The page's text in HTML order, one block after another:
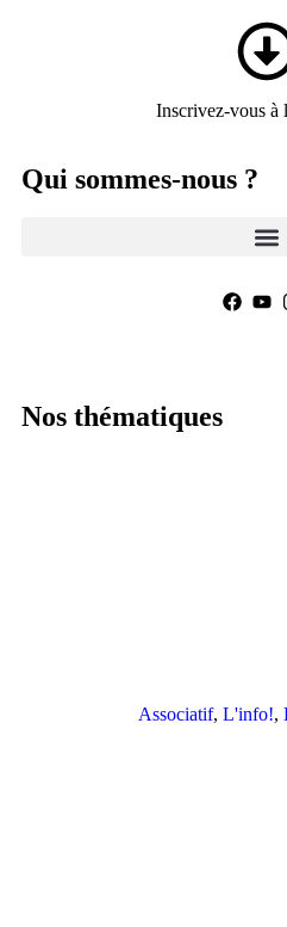
Inscrivez-vous à
Qui sommes-nous ?
Nos thématiques
Associatif, L'info!,